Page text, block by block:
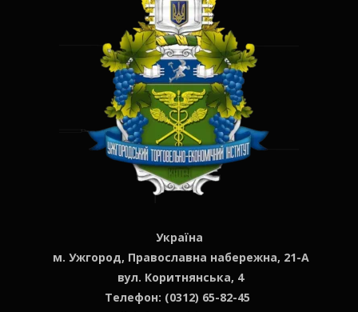
Україна
м. Ужгород, Православна набережна, 21-А
вул. Коритнянська, 4
Телефон: (0312) 65-82-45